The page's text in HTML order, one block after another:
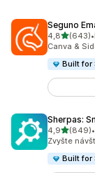
Seguno
4,8z 5 hvězd
(643)
Celkový •
Canva &
Built for
Sherpas:
4,9z 5 hvězd
(849)
Celkový •
Zvyšte
Built for